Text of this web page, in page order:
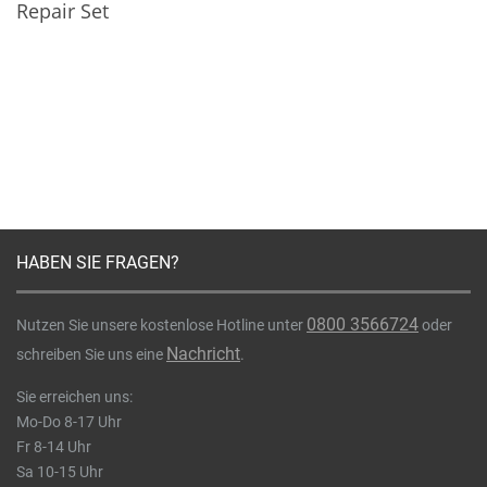
Repair Set
HABEN SIE FRAGEN?
Nutzen Sie unsere kostenlose Hotline unter 0800 3566724oder
schreiben Sie uns eine Nachricht.
Sie erreichen uns:
Mo-Do 8-17 Uhr
Fr 8-14 Uhr
Sa 10-15 Uhr